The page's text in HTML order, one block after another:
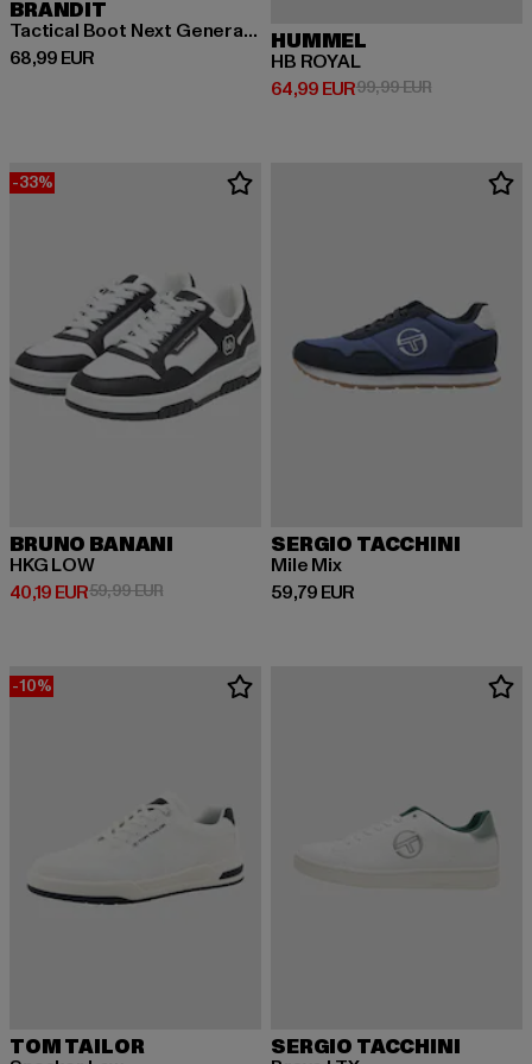
BRANDIT
Tactical Boot Next Generation
68,99 EUR
Derzeitiger Preis: 68,99 EUR
HUMMEL
HB ROYAL
64,99 EUR
Derzeitiger Preis: 64,99 EUR
99,99 EURAktionspreis:
-33%
BRUNO BANANI
HKG LOW
40,19 EUR
Derzeitiger Preis: 40,19 EUR
59,99 EURAktionspreis: 59,99 EUR
SERGIO TACCHINI
Mile Mix
59,79 EUR
Derzeitiger Preis: 59,79 EUR
-10%
TOM TAILOR SERGIO TACCHINI